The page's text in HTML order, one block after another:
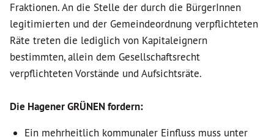
Fraktionen. An die Stelle der durch die BürgerInnen
legitimierten und der Gemeindeordnung verpflichteten
Räte treten die lediglich von Kapitaleignern
bestimmten, allein dem Gesellschaftsrecht
verpflichteten Vorstände und Aufsichtsräte.
Die Hagener GRÜNEN fordern:
Ein mehrheitlich kommunaler Einfluss muss unter